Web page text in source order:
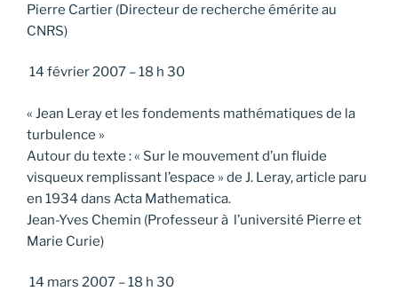
Pierre Cartier (Directeur de recherche émérite au
CNRS)
14 février 2007 – 18 h 30
« Jean Leray et les fondements mathématiques de la
turbulence »
Autour du texte : « Sur le mouvement d’un fluide
visqueux remplissant l’espace » de J. Leray, article paru
en 1934 dans Acta Mathematica.
Jean-Yves Chemin (Professeur à l’université Pierre et
Marie Curie)
14 mars 2007 – 18 h 30